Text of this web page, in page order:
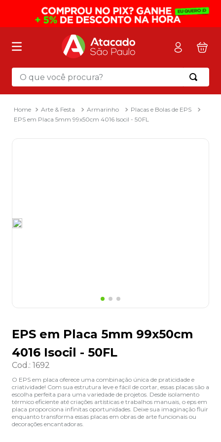
O que você procura?
Arte & Festa Armarinho
Placas e Bolas de EPS
EPS em Placa 5mm 99x50cm 4016 Isocil - 50FL
EPS em Placa 5mm 99x50cm
4016 Isocil - 50FL
Cod.: 1692
O EPS em placa oferece uma combinação única de praticidade e
criatividade! Com sua estrutura leve e fácil de cortar, essas placas são a
escolha perfeita para uma variedade de projetos. Desde isolamento
térmico eficiente até criações artísticas e trabalhos manuais, o eps em
placa proporciona infinitas oportunidades. Deixe sua imaginação fluir
enquanto transforma essas placas em obras de arte funcionais ou
decorações encantadoras.
Termos mais buscados
mochila
2 º sacola
3º mala
8